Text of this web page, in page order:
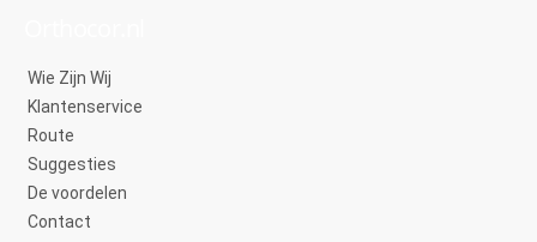
Wie Zijn Wij
Klantenservice
Route
Suggesties
De voordelen
Contact